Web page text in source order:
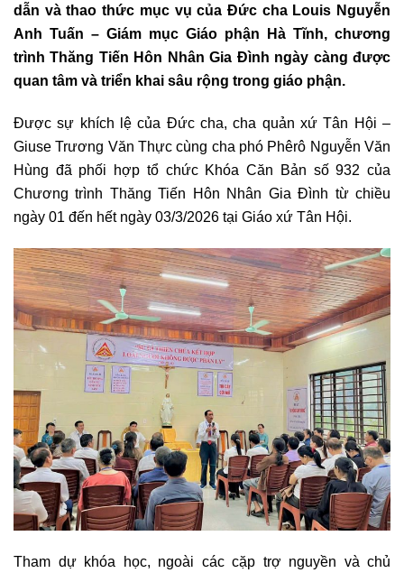
dẫn và thao thức mục vụ của Đức cha Louis Nguyễn
Anh Tuấn – Giám mục Giáo phận Hà Tĩnh, chương
trình Thăng Tiến Hôn Nhân Gia Đình ngày càng được
quan tâm và triển khai sâu rộng trong giáo phận.
Được sự khích lệ của Đức cha, cha quản xứ Tân Hội –
Giuse Trương Văn Thực cùng cha phó Phêrô Nguyễn Văn
Hùng đã phối hợp tổ chức Khóa Căn Bản số 932 của
Chương trình Thăng Tiến Hôn Nhân Gia Đình từ chiều
ngày 01 đến hết ngày 03/3/2026 tại Giáo xứ Tân Hội.
Tham dự khóa học, ngoài các cặp trợ nguyền và chủ